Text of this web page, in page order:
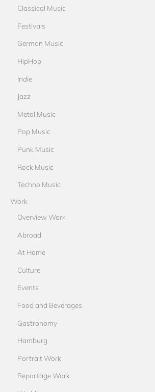
Classical Music
Festivals
German Music
HipHop
Indie
Jazz
Metal Music
Pop Music
Punk Music
Rock Music
Techno Music
Work
Overview Work
Abroad
At Home
Culture
Events
Food and Beverages
Gastronomy
Hamburg
Portrait Work
Reportage Work